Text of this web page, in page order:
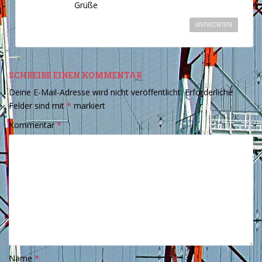
Grüße
ANTWORTEN
SCHREIBE EINEN KOMMENTAR
Deine E-Mail-Adresse wird nicht veröffentlicht. Erforderliche
Felder sind mit* markiert
Kommentar*
Name *